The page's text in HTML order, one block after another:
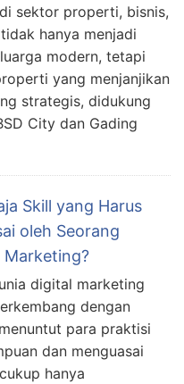
sektor properti, bisnis,
hanya menjadi
modern, tetapi
yang menjanjikan
strategis, didukung
City dan Gading
Skill yang Harus
oleh Seorang
Marketing?
digital marketing
dengan
para praktisi
dan menguasai
hanya